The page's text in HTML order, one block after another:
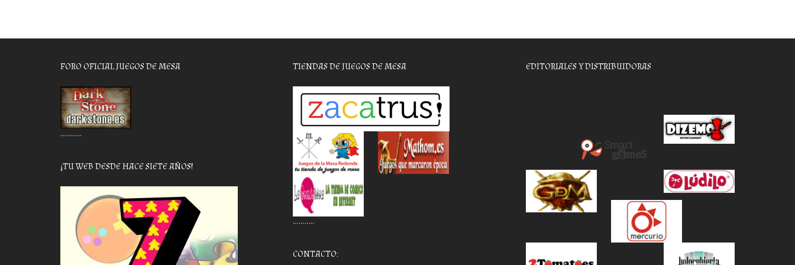
FORO OFICIAL JUEGOS DE MESA
………..
¡TU WEB DESDE HACE SIETE AÑOS!
TIENDAS DE JUEGOS DE MESA
………..
CONTACTO:
EDITORIALES Y DISTRIBUIDORAS